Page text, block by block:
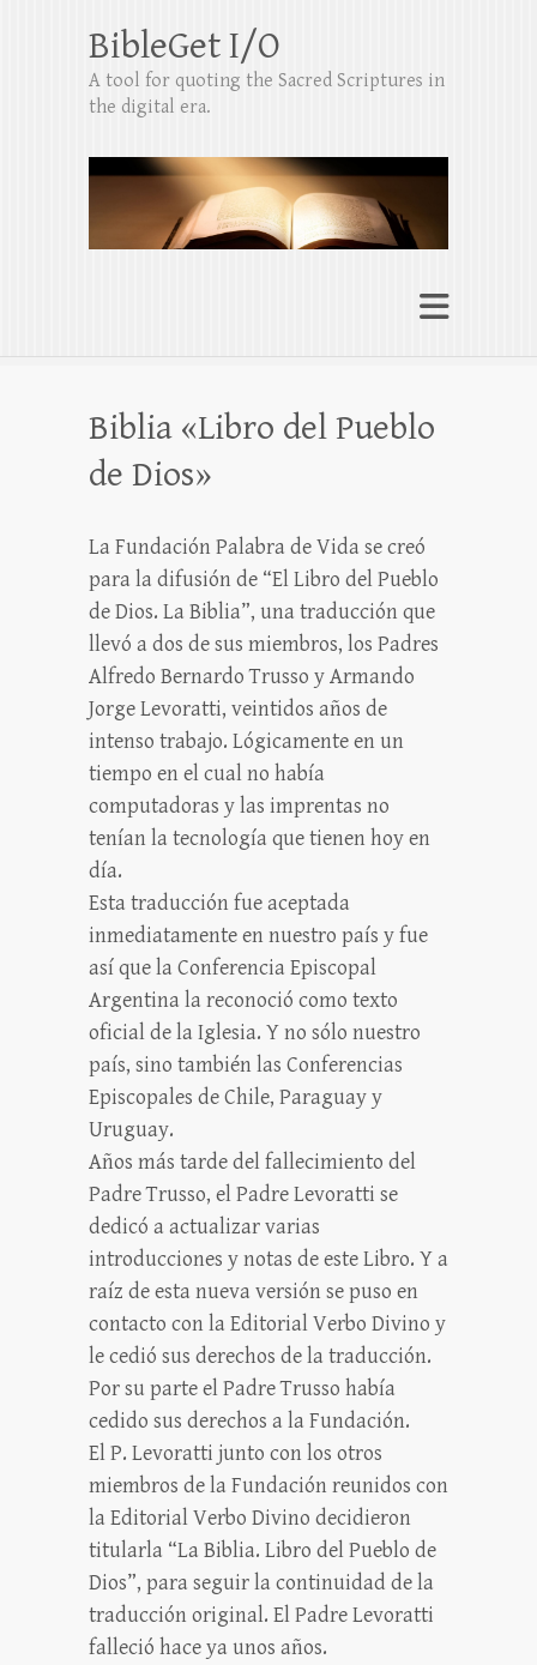
BibleGet I/O
A tool for quoting the Sacred Scriptures in
the digital era.
Biblia «Libro del Pueblo
de Dios»
La Fundación Palabra de Vida se creó
para la difusión de “El Libro del Pueblo
de Dios. La Biblia”, una traducción que
llevó a dos de sus miembros, los Padres
Alfredo Bernardo Trusso y Armando
Jorge Levoratti, veintidos años de
intenso trabajo. Lógicamente en un
tiempo en el cual no había
computadoras y las imprentas no
tenían la tecnología que tienen hoy en
día.
Esta traducción fue aceptada
inmediatamente en nuestro país y fue
así que la Conferencia Episcopal
Argentina la reconoció como texto
oficial de la Iglesia. Y no sólo nuestro
país, sino también las Conferencias
Episcopales de Chile, Paraguay y
Uruguay.
Años más tarde del fallecimiento del
Padre Trusso, el Padre Levoratti se
dedicó a actualizar varias
introducciones y notas de este Libro. Y a
raíz de esta nueva versión se puso en
contacto con la Editorial Verbo Divino y
le cedió sus derechos de la traducción.
Por su parte el Padre Trusso había
cedido sus derechos a la Fundación.
El P. Levoratti junto con los otros
miembros de la Fundación reunidos con
la Editorial Verbo Divino decidieron
titularla “La Biblia. Libro del Pueblo de
Dios”, para seguir la continuidad de la
traducción original. El Padre Levoratti
falleció hace ya unos años.